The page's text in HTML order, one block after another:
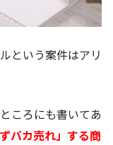
という案件はアリ
ころにも書いてあ
バカ売れ」する商